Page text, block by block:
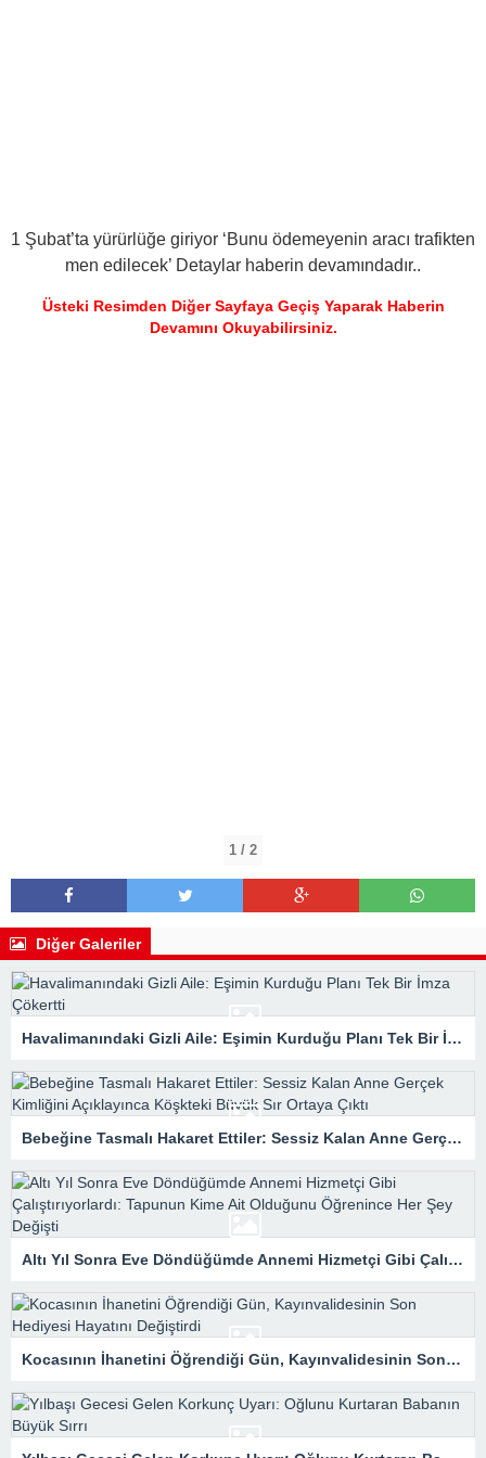
1 Şubat’ta yürürlüğe giriyor ‘Bunu ödemeyenin aracı trafikten
men edilecek’ Detaylar haberin devamındadır..
Üsteki Resimden Diğer Sayfaya Geçiş Yaparak Haberin
Devamını Okuyabilirsiniz.
1 / 2
Diğer Galeriler
Havalimanındaki Gizli Aile: Eşimin Kurduğu Planı Tek Bir İmza Çökertti
Bebeğine Tasmalı Hakaret Ettiler: Sessiz Kalan Anne Gerçek Kimliğini Açıklayınca Köşkteki Büyük Sır Ortaya Çıktı
Altı Yıl Sonra Eve Döndüğümde Annemi Hizmetçi Gibi Çalıştırıyorlardı: Tapunun Kime Ait Olduğunu Öğrenince Her Şey Değişti
Kocasının İhanetini Öğrendiği Gün, Kayınvalidesinin Son Hediyesi Hayatını Değiştirdi